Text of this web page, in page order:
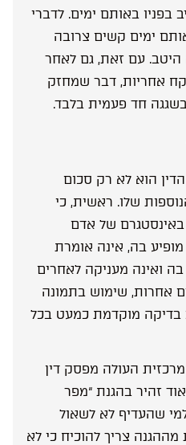
הציב בפניו באותם ימים. לדברי
ימים קשים צרובה
היטב. עם זאת, גם לאחר
אחריות, דבר שמחזק
חד פעמית בלבד.
הוא לא רק סכום
שלו. ראשית, כי
של אדם
בה, אינה אומרת
בה ואינה מעניקה לאחרים
אחרות, שימוש בתמונה
בדיקה מוקדמת כמעט בכל
העולה מפסק דין
זהיר בהגנת “מפר
שהעדיף לא לשאול
צריך להוכיח כי לא